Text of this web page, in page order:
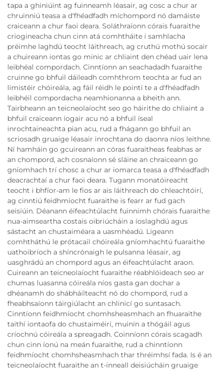
tapa a ghiniúint ag fuinneamh léasair, ag cosc a chur ar
chruinniú teasa a d'fhéadfadh míchompord nó damáiste
craiceann a chur faoi deara. Soláthraíonn córais fuaraithe
criogineacha chun cinn atá comhtháite i samhlacha
préimhe laghdú teocht láithreach, ag cruthú mothú socair
a chuireann iontas go minic ar chliaint den chéad uair lena
leibhéal compordach. Cinntíonn an seachadadh fuaraithe
cruinne go bhfuil dáileadh comhthrom teochta ar fud an
limistéir chóireála, ag fáil réidh le pointí te a d'fhéadfadh
leibhéil compordacha neamhionanna a bheith ann.
Tairbheann an teicneolaíocht seo go háirithe do chliaint a
bhfuil craiceann íogair acu nó a bhfuil íseal
inrochtaineachta pian acu, rud a fhágann go bhfuil an
scriosadh gruaige léasair inrochtana do daonra níos leithne.
Ní hamháin go gcuireann an córas fuaraitheas feabhas ar
an chompord, ach cosnaíonn sé sláine an chraiceann go
gníomhach trí chosc a chur ar iomarca teasa a d'fhéadfadh
deacrachtaí a chur faoi deara. Tugann monatóireacht
teocht i bhfíor-am le fios ar ais láithreach do chleachtóirí,
ag cinntiú feidhmíocht fuaraithe is fearr ar fud gach
seisiúin. Déanann éifeachtúlacht fuinnimh chórais fuaraithe
nua-aimseartha costais oibriúcháin a íoslaghdú agus
sástacht an chustaiméara a uasmhéadú. Ligeann
comhtháthú le prótacail chóireála gníomhachtú fuaraithe
uathoibríoch a shíncrónaigh le pulsanna léasair, ag
uasghrádú an chompord agus an éifeachtúlacht araon.
Cuireann an teicneolaíocht fuaraithe réabhlóideach seo ar
chumas luasanna cóireála níos gasta gan dochar a
dhéanamh do shábháilteacht nó do chompord, rud a
fheabhsaíonn táirgiúlacht an chlinicí go suntasach.
Cinntíonn feidhmíocht chomhsheasmhach an fhuaraithe
taithí iontaofa do chustaiméirí, muinín a thógáil agus
críochnú cóireála a spreagadh. Coinníonn córais scagadh
chun cinn íonú na meán fuaraithe, rud a chinntíonn
feidhmíocht chomhsheasmhach thar thréimhsí fada. Is é an
teicneolaíocht fuaraithe an t-inneall deisiúcháin gruaige